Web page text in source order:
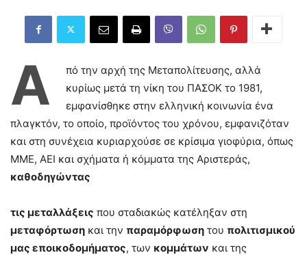
Α
πό την αρχή της Μεταπολίτευσης, αλλά
κυρίως μετά τη νίκη του ΠΑΣΟΚ το 1981,
εμφανίσθηκε στην ελληνική κοινωνία ένα
πλαγκτόν, το οποίο, προϊόντος του χρόνου, εμφανιζόταν
και στη συνέχεια κυριαρχούσε σε κρίσιμα γιοφύρια, όπως
ΜΜΕ, ΑΕΙ και σχήματα ή κόμματα της Αριστεράς,
καθοδηγώντας
τις μεταλλάξεις που σταδιακώς κατέληξαν στη
μεταφόρτωση και την παραμόρφωση του πολιτισμικού
μας εποικοδομήματος, των κομμάτων και της